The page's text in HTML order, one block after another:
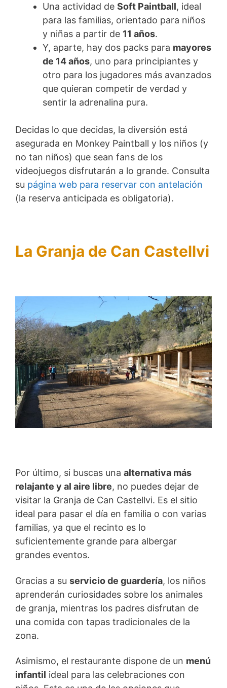
Una actividad de Soft Paintball, ideal
para las familias, orientado para niños
y niñas a partir de 11 años.
Y, aparte, hay dos packs para mayores
de 14 años, uno para principiantes y
otro para los jugadores más avanzados
que quieran competir de verdad y
sentir la adrenalina pura.
Decidas lo que decidas, la diversión está
asegurada en Monkey Paintball y los niños (y
no tan niños) que sean fans de los
videojuegos disfrutarán a lo grande. Consulta
su página web para reservar con antelación
(la reserva anticipada es obligatoria).
La Granja de Can Castellvi
Por último, si buscas una alternativa más
relajante y al aire libre, no puedes dejar de
visitar la Granja de Can Castellvi. Es el sitio
ideal para pasar el día en familia o con varias
familias, ya que el recinto es lo
suficientemente grande para albergar
grandes eventos.
Gracias a su servicio de guardería, los niños
aprenderán curiosidades sobre los animales
de granja, mientras los padres disfrutan de
una comida con tapas tradicionales de la
zona.
Asimismo, el restaurante dispone de un menú
infantil ideal para las celebraciones con